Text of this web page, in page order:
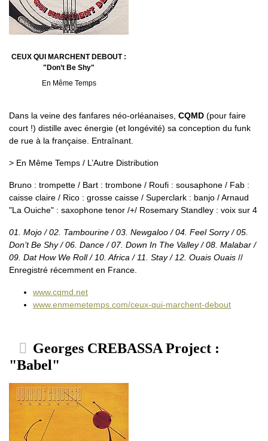
CEUX QUI MARCHENT DEBOUT :
"Don’t Be Shy"
En Même Temps
Dans la veine des fanfares néo-orléanaises, CQMD (pour faire
court !) distille avec énergie (et longévité) sa conception du funk
de rue à la française. Entraînant.
> En Même Temps / L’Autre Distribution
Bruno : trompette / Bart : trombone / Roufi : sousaphone / Fab :
caisse claire / Rico : grosse caisse / Superclark : banjo / Arnaud
"La Ouiche" : saxophone tenor /+/ Rosemary Standley : voix sur 4
01. Mojo / 02. Tambourine / 03. Newgaloo / 04. Feel Sorry / 05.
Don’t Be Shy / 06. Dance / 07. Down In The Valley / 08. Malabar /
09. Dat How We Roll / 10. Africa / 11. Stay / 12. Ouais Ouais //
Enregistré récemment en France.
www.cqmd.net
www.enmemetemps.com/ceux-qui-marchent-debout
Georges CREBASSA Project :
"Babel"